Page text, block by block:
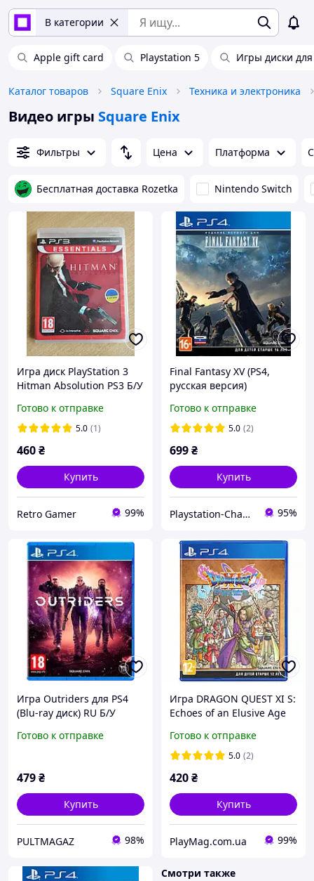
В категории
Apple gift card Playstation 5 Игры диски для
Каталог товаров Square Enix Техника и электроника
Видео игры Square Enix
Фильтры Цена Платформа
Бесплатная доставка Rozetka Nintendo Switch
Игра диск PlayStation 3
Hitman Absolution PS3 Б/У
Готово к отправке
5.0 (1)
460₴
Купить
Retro Gamer 99%
Final Fantasy XV (PS4,
русская версия)
Готово к отправке
5.0 (2)
699₴
Купить
Playstation-Change - Магазин Ігрові Приставки, та Аксесуари 95%
Игра Outriders для PS4
(Blu-ray диск) RU Б/У
Готово к отправке
479₴
Купить
PULTMAGAZ 98%
Игра DRAGON QUEST XI S:
Echoes of an Elusive Age
Готово к отправке
5.0 (2)
420₴
Купить
PlayMag.com.ua 99%
Смотри также